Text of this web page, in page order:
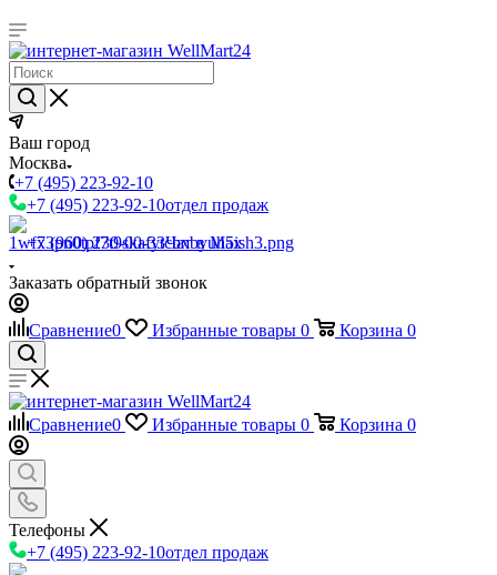
Ваш город
Москва
+7 (495) 223-92-10
+7 (495) 223-92-10отдел продаж
+7 (960) 230-00-33Чат в Max
Заказать обратный звонок
Сравнение0 Избранные товары 0 Корзина 0
Сравнение0 Избранные товары 0 Корзина 0
Телефоны
+7 (495) 223-92-10отдел продаж